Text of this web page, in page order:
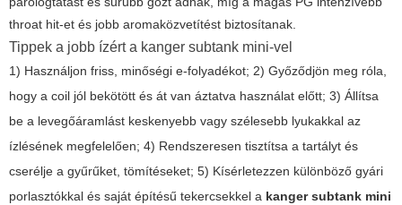
throat hit-et és jobb aromaközvetítést biztosítanak.
Tippek a jobb ízért a kanger subtank mini-vel
1) Használjon friss, minőségi e-folyadékot; 2) Győződjön meg róla,
hogy a coil jól bekötött és át van áztatva használat előtt; 3) Állítsa
be a levegőáramlást keskenyebb vagy szélesebb lyukakkal az
ízlésének megfelelően; 4) Rendszeresen tisztítsa a tartályt és
cserélje a gyűrűket, tömítéseket; 5) Kísérletezzen különböző gyári
porlasztókkal és saját építésű tekercsekkel a kanger subtank mini